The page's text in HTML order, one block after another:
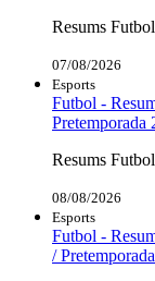
Resums
07/08/2026
Esports
Futbol -
Pretemporada
Resums
08/08/2026
Esports
Futbol -
/